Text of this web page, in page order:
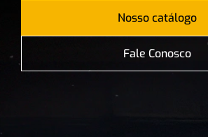
Nosso catálogo
Fale Conosco